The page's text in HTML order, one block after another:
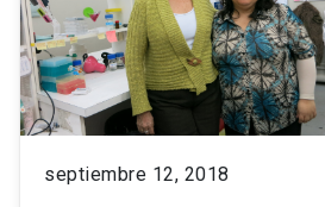
septiembre 12, 2018